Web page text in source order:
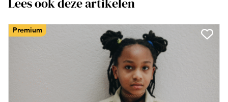
Premium